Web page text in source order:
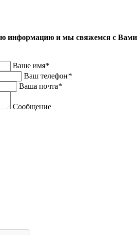
информацию и мы свяжемся с
Ваше имя*
Ваш телефон*
Ваша почта*
Сообщение